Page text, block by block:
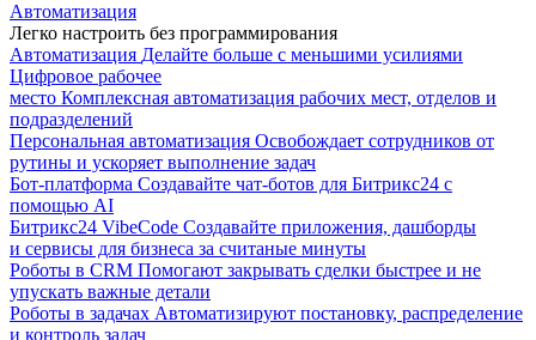
Автоматизация
Легко настроить без программирования
Автоматизация Делайте больше с меньшими усилиями
Цифровое рабочее
место Комплексная автоматизация рабочих мест, отделов и
подразделений
Персональная автоматизация Освобождает сотрудников от
рутины и ускоряет выполнение задач
Бот-платформа Создавайте чат-ботов для Битрикс24 с
помощью AI
Битрикс24 VibeCode Создавайте приложения, дашборды
и сервисы для бизнеса за считаные минуты
Роботы в CRM Помогают закрывать сделки быстрее и не
упускать важные детали
Роботы в задачах Автоматизируют постановку, распределение
и контроль задач